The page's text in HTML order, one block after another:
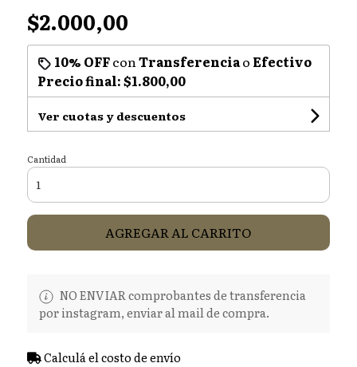
$2.000,00
10% OFFconTransferenciao Efectivo
Precio final:$1.800,00
Ver cuotas y descuentos
Cantidad
AGREGAR AL CARRITO
NO ENVIAR comprobantes de transferencia
por instagram, enviar al mail de compra.
Calculá el costo de envío